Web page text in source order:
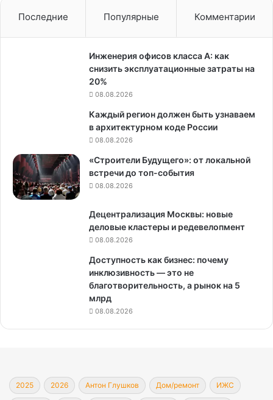
Последние Популярные Комментарии
Инженерия офисов класса А: как
снизить эксплуатационные затраты на
20%
08.08.2026
Каждый регион должен быть узнаваем
в архитектурном коде России
08.08.2026
«Строители Будущего»: от локальной
встречи до топ-события
08.08.2026
Децентрализация Москвы: новые
деловые кластеры и редевелопмент
08.08.2026
Доступность как бизнес: почему
инклюзивность — это не
благотворительность, а рынок на 5
млрд
08.08.2026
2025 2026 Антон Глушков Дом/ремонт ИЖС